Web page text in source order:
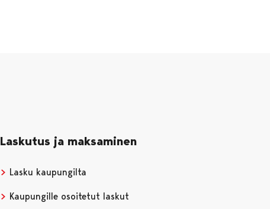
Laskutus ja maksaminen
Lasku kaupungilta
Kaupungille osoitetut laskut